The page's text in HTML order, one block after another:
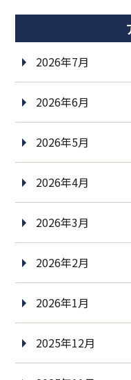
2026年7月
2026年6月
2026年5月
2026年4月
2026年3月
2026年2月
2026年1月
2025年12月